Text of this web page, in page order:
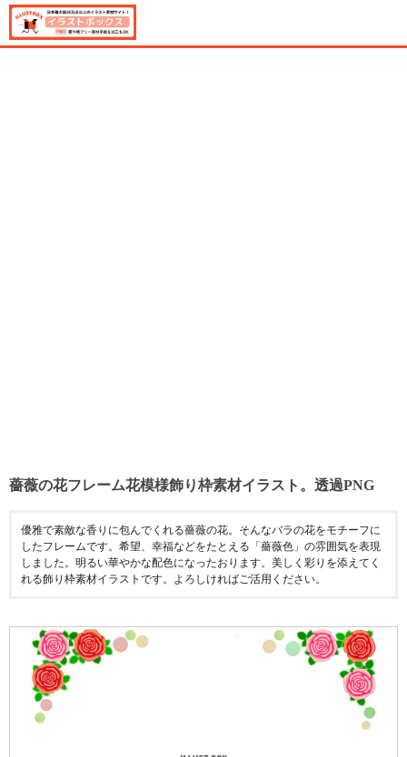
薔薇の花フレーム花模様飾り枠素材イラスト。透過PNG
優雅で素敵な香りに包んでくれる薔薇の花。そんなバラの花をモチーフに
したフレームです。希望、幸福などをたとえる「薔薇色」の雰囲気を表現
しました。明るい華やかな配色になったおります。美しく彩りを添えてく
れる飾り枠素材イラストです。よろしければご活用ください。